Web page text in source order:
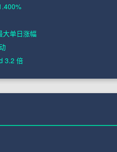
大单日涨幅
3.2 倍